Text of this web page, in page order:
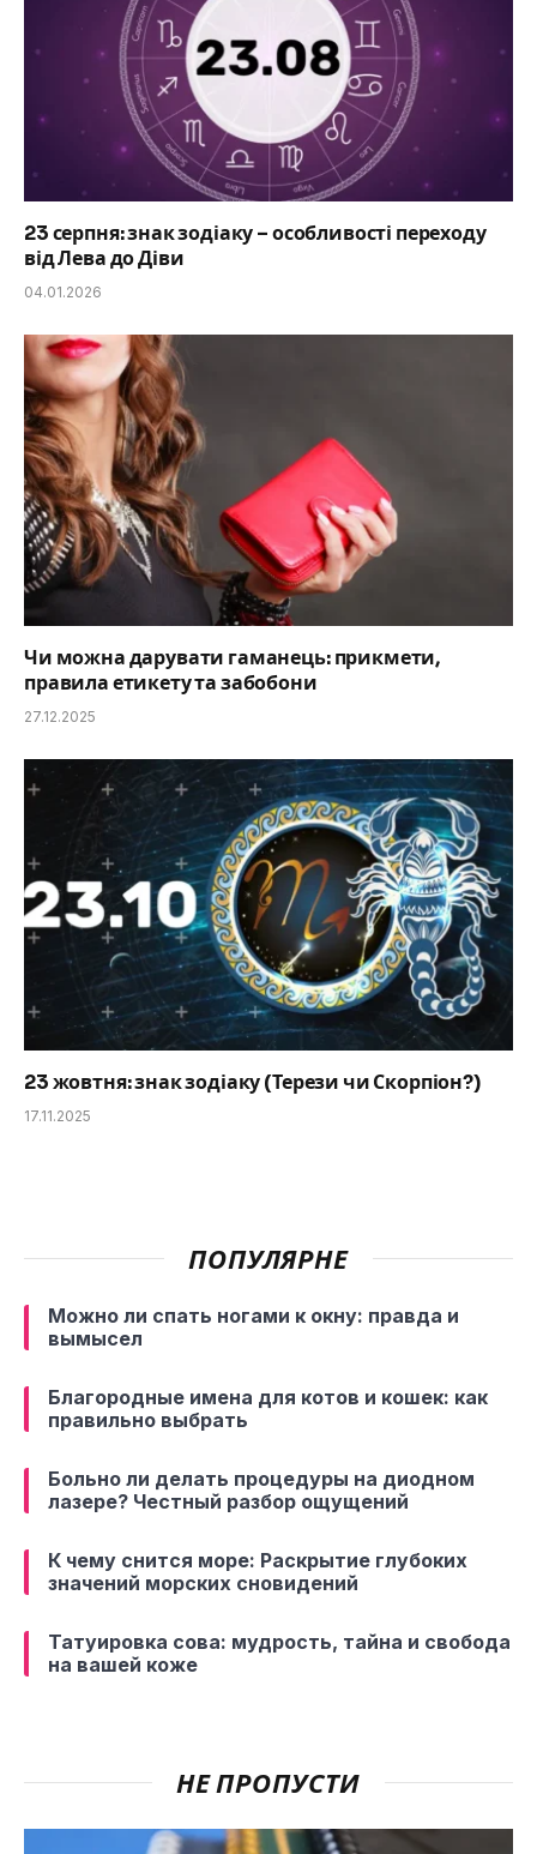
23 серпня: знак зодіаку – особливості переходу
від Лева до Діви
04.01.2026
Чи можна дарувати гаманець: прикмети,
правила етикету та забобони
27.12.2025
23 жовтня: знак зодіаку (Терези чи Скорпіон?)
17.11.2025
ПОПУЛЯРНЕ
Можно ли спать ногами к окну: правда и
вымысел
Благородные имена для котов и кошек: как
правильно выбрать
Больно ли делать процедуры на диодном
лазере? Честный разбор ощущений
К чему снится море: Раскрытие глубоких
значений морских сновидений
Татуировка сова: мудрость, тайна и свобода
на вашей коже
НЕ ПРОПУСТИ